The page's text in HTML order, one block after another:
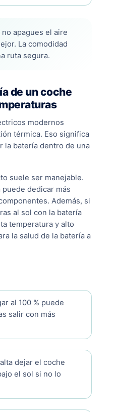
no apagues el aire
La comodidad
ruta segura.
de un coche
modernos
térmica. Eso significa
la batería dentro de una
suele ser manejable.
dedicar más
Además, si
al sol con la batería
temperatura y alto
la salud de la batería a
al 100 % puede
salir con más
dejar el coche
el sol si no lo